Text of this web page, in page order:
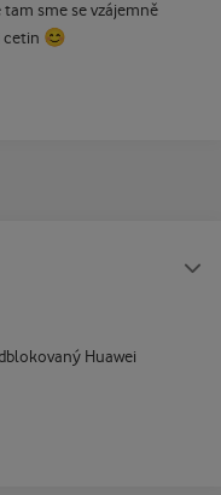
sme se vzájemně
cetin 😊
Huawei